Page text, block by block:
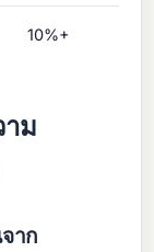
10%+
ม
าก